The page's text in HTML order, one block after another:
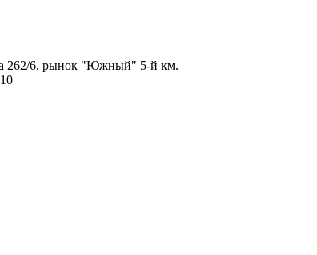
262/6, рынок "Южный" 5-й км.